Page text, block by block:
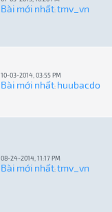
Bài mới nhất:tmv_vn
10-03-2014, 03:55 PM
Bài mới nhất: huubacdo
08-24-2014, 11:17 PM
Bài mới nhất:tmv_vn